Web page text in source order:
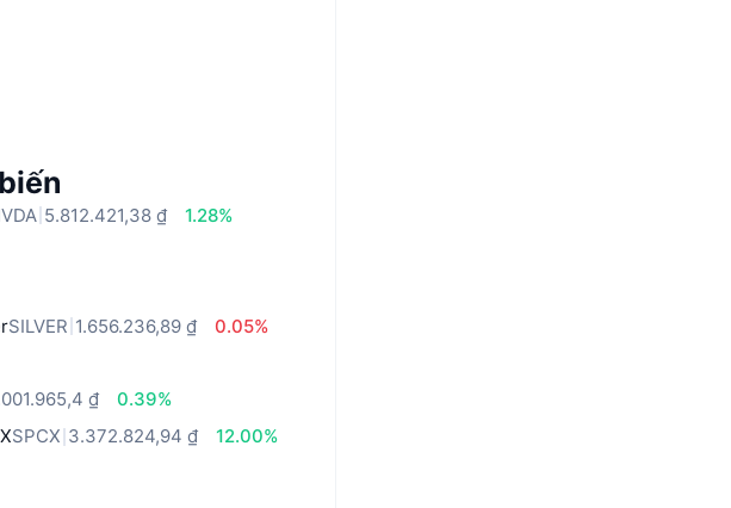
5.812.421,38 ₫
1.28%
SILVER 1.656.236,89 ₫
0.05%
₫
0.39%
SPCX 3.372.824,94 ₫
12.00%